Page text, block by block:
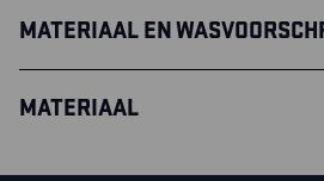
MATERIAAL EN
MATERIAAL